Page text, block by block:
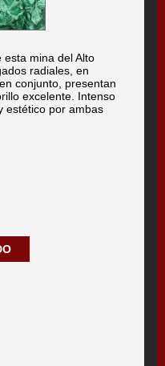
esta mina del Alto
radiales, en
conjunto, presentan
excelente. Intenso
estético por ambas